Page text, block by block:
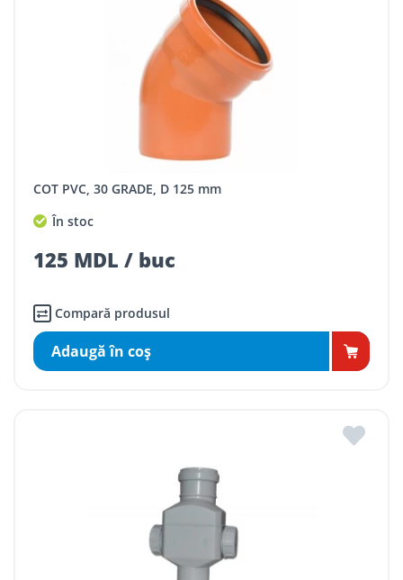
COT PVC, 30 GRADE, D 125 mm
În stoc
125 MDL / buc
Compară produsul
Adaugă în coş